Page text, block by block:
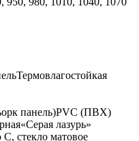
Термовлагостойкая
панель)PVC (ПВХ)
«Серая лазурь»
стекло матовое